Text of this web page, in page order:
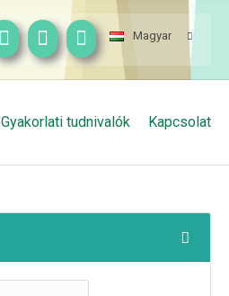
Magyar
Gyakorlati tudnivalók Kapcsolat